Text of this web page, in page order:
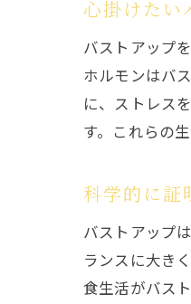
心掛けたい
バストアップ
ホルモンはバ
に、ストレス
す。これらの
科学的に証
バストアップ
ランスに大き
食生活がバス